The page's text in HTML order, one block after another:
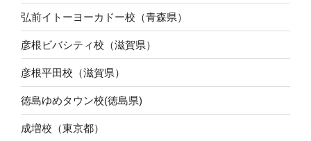
弘前イトーヨーカドー校（青森県）
彦根ビバシティ校（滋賀県）
彦根平田校（滋賀県）
徳島ゆめタウン校(徳島県)
成増校（東京都）